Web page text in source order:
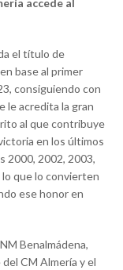
el título de
base al primer
consiguiendo con
le acredita la gran
al que contribuye
en los últimos
2000, 2002, 2003,
que lo convierten
ese honor en
Benalmádena,
CM Almería y el